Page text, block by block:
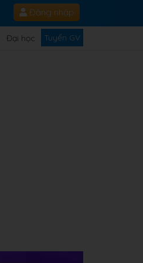
Đăng nhập
Đại học Tuyển GV